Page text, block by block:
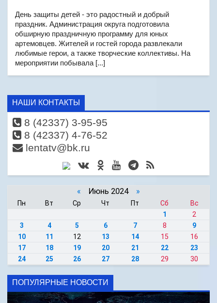
День защиты детей - это радостный и добрый
праздник. Администрация округа подготовила
обширную праздничную программу для юных
артемовцев. Жителей и гостей города развлекали
любимые герои, а также творческие коллективы. На
мероприятии побывала [...]
НАШИ КОНТАКТЫ
8 (42337) 3-95-95
8 (42337) 4-76-52
lentatv@bk.ru
« Июнь 2024 »
Пн Вт Ср Чт Пт Сб
Вс
1
2
3
4 5 6 7 8
9
10
11 12 13 14 15
16
17
18 19 20 21 22
23
24
25 26 27 28 29 30
ПОПУЛЯРНЫЕ НОВОСТИ